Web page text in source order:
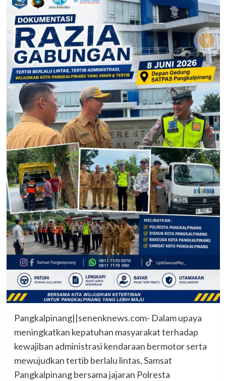
Pangkalpinang||senenknews.com- Dalam upaya
meningkatkan kepatuhan masyarakat terhadap
kewajiban administrasi kendaraan bermotor serta
mewujudkan tertib berlalu lintas, Samsat
Pangkalpinang bersama jajaran Polresta